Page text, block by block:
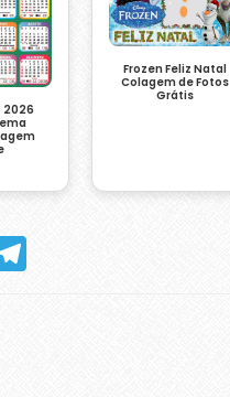
2026
Frozen Feliz Natal
Colagem de Fotos
Grátis
Telegram